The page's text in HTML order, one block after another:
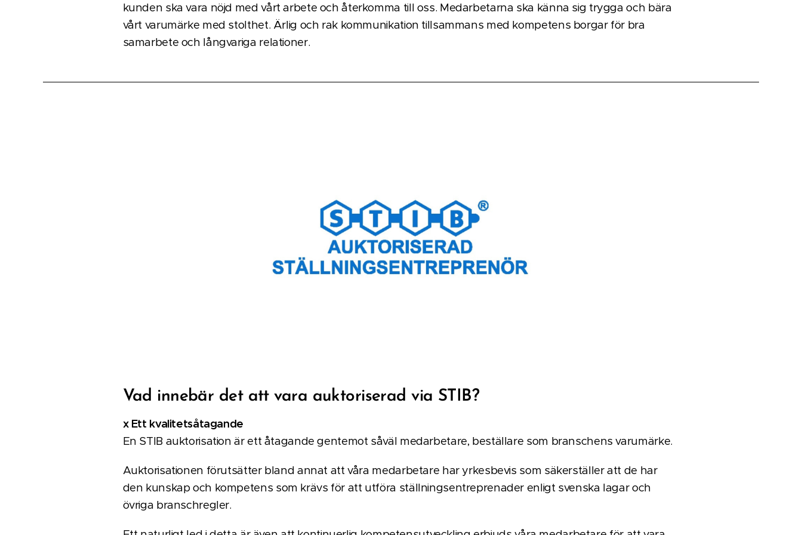
kunden ska vara nöjd med vårt arbete och återkomma till oss. Medarbetarna ska känna sig trygga och bära
vårt varumärke med stolthet. Ärlig och rak kommunikation tillsammans med kompetens borgar för bra
samarbete och långvariga relationer.
Vad innebär det att vara auktoriserad via STIB?
x Ett kvalitetsåtagande
En STIB auktorisation är ett åtagande gentemot såväl medarbetare, beställare som branschens varumärke.
Auktorisationen förutsätter bland annat att våra medarbetare har yrkesbevis som säkerställer att de har
den kunskap och kompetens som krävs för att utföra ställningsentreprenader enligt svenska lagar och
övriga branschregler.